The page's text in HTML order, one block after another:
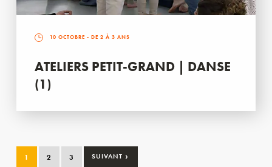
10 OCTOBRE - DE 2 À 3 ANS
ATELIERS PETIT-GRAND | DANSE
(1)
1 2 3 SUIVANT ›